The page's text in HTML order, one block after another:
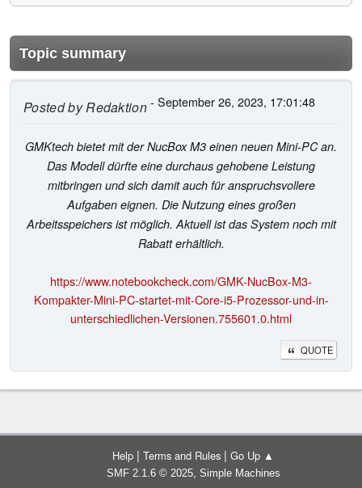
Topic summary
Posted byRedaktion- September 26, 2023, 17:01:48
GMKtech bietet mit der NucBox M3 einen neuen Mini-PC an.
Das Modell dürfte eine durchaus gehobene Leistung
mitbringen und sich damit auch für anspruchsvollere
Aufgaben eignen. Die Nutzung eines großen
Arbeitsspeichers ist möglich. Aktuell ist das System noch mit
Rabatt erhältlich.
https://www.notebookcheck.com/GMK-NucBox-M3-
Kompakter-Mini-PC-startet-mit-Core-i5-Prozessor-und-in-
unterschiedlichen-Versionen.755601.0.html
QUOTE
Help | Terms and Rules | Go Up ▲
SMF 2.1.6 © 2025, Simple Machines